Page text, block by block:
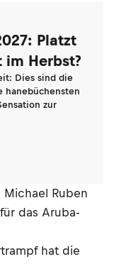
Platzt
im Herbst?
Dies sind die
hanebüchensten
zur
Ruben
das Aruba-
hat die